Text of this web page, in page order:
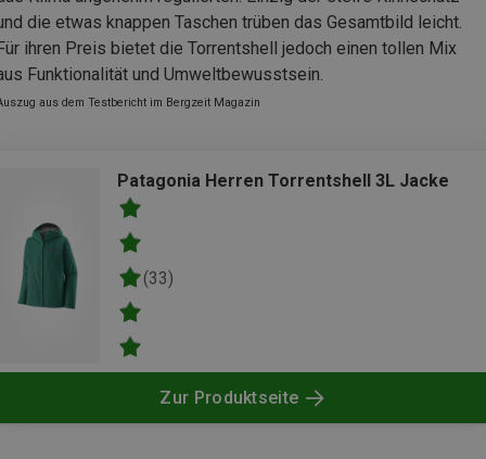
die etwas knappen Taschen trüben das Gesamtbild leicht.
ihren Preis bietet die Torrentshell jedoch einen tollen Mix
Funktionalität und Umweltbewusstsein.
aus dem Testbericht im Bergzeit Magazin
Patagonia Herren Torrentshell 3L Jacke
(33)
Zur Produktseite